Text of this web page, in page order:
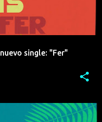
single: "Fer"